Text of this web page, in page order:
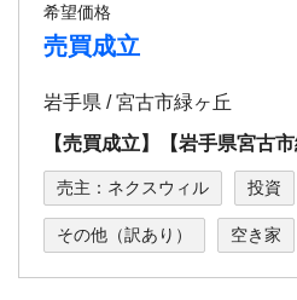
希望価格
売買成立
岩手県 / 宮古市緑ヶ丘
【売買成立】【岩⼿県宮古
売主：ネクスウィル 投資
その他（訳あり） 空き家